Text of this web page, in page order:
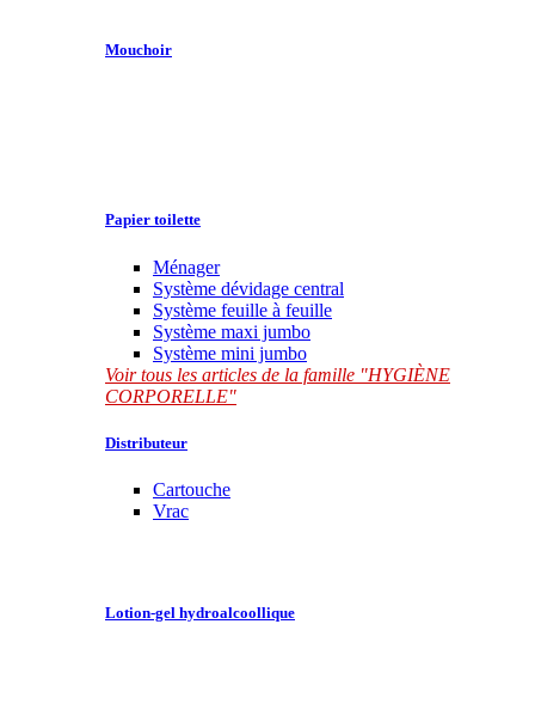
Mouchoir
Papier toilette
Ménager
Système dévidage central
Système feuille à feuille
Système maxi jumbo
Système mini jumbo
Voir tous les articles de la famille "HYGIÈNE
CORPORELLE"
Distributeur
Cartouche
Vrac
Lotion-gel hydroalcoollique